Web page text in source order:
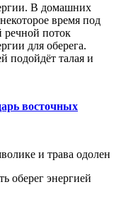
В домашних
время под
поток
для оберега.
подойдёт талая и
восточных
оберег энергией